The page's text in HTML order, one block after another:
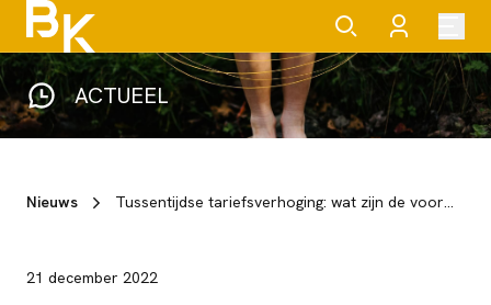
ACTUEEL
Nieuws Tussentijdse tariefsverhoging: wat zijn de voorwaarden?
21 december 2022